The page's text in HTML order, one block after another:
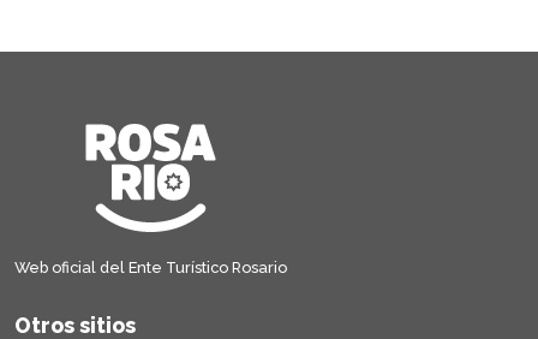
Web oficial del Ente Turístico Rosario
Otros sitios